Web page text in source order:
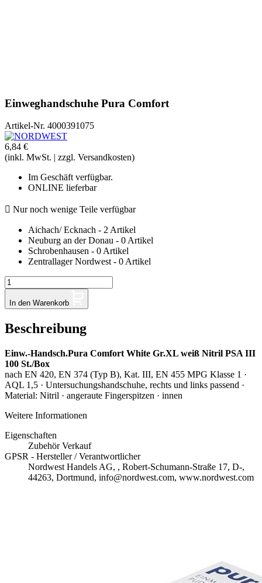
Einweghandschuhe Pura Comfort
Artikel-Nr. 4000391075
6,84 €
(inkl. MwSt. | zzgl. Versandkosten)
Im Geschäft verfügbar.
ONLINE lieferbar
 Nur noch wenige Teile verfügbar
Aichach/ Ecknach - 2 Artikel
Neuburg an der Donau - 0 Artikel
Schrobenhausen - 0 Artikel
Zentrallager Nordwest - 0 Artikel
In den Warenkorb
Beschreibung
Einw.-Handsch.Pura Comfort White Gr.XL weiß Nitril PSA III
100 St./Box
nach EN 420, EN 374 (Typ B), Kat. III, EN 455 MPG Klasse 1 ·
AQL 1,5 · Untersuchungshandschuhe, rechts und links passend ·
Material: Nitril · angeraute Fingerspitzen · innen
Weitere Informationen
Eigenschaften
Zubehör Verkauf
GPSR - Hersteller / Verantwortlicher
Nordwest Handels AG, , Robert-Schumann-Straße 17, D-,
44263, Dortmund, info@nordwest.com, www.nordwest.com